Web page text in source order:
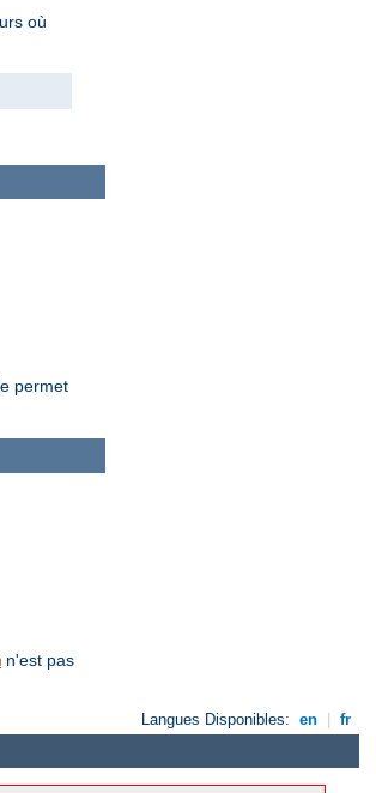
où
permet
n'est pas
Langues Disponibles: en | fr